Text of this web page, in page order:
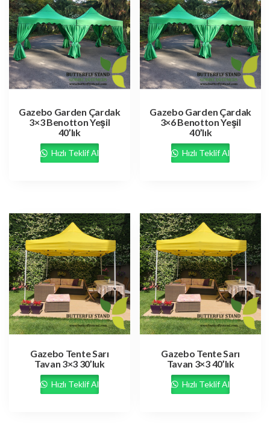
Gazebo Garden Çardak
3×3 Benotton Yeşil
40’lık
Hızlı Teklif Al
Gazebo Garden Çardak
3×6 Benotton Yeşil
40’lık
Hızlı Teklif Al
Gazebo Tente Sarı
Tavan 3×3 30’luk
Hızlı Teklif Al
Gazebo Tente Sarı
Tavan 3×3 40’lık
Hızlı Teklif Al